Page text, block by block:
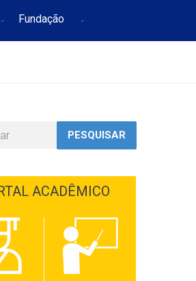
Fundação
PESQUISAR
ACADÊMICO